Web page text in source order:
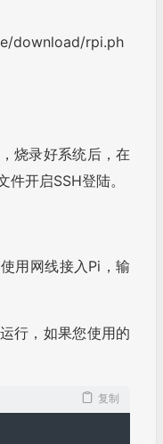
download/rpi.ph
烧录好系统后，在
开启SSH登陆。
用网线接入Pi，输
行，如果您使用的
复制